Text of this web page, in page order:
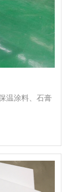
温涂料、石膏